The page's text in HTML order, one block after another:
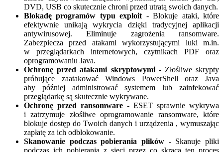
DVD, USB co skutecznie chroni przed utratą swoich danych.
Blokadę programów typu exploit - Blokuje ataki, które
efektywnie unikają wykrycia dzięki tradycyjnej aplikacji
antywirusowej. Eliminuje zagrożenia ransomware.
Zabezpiecza przed atakami wykorzystującymi luki m.in.
w przeglądarkach internetowych, czytnikach PDF oraz
oprogramowaniu Java.
Ochronę przed atakami skryptowymi - Złośliwe skrypty
próbujące zaatakować Windows PowerShell oraz Java
aby później administrować systemem lub zainfekować
przeglądarkę są skutecznie wykrywane.
Ochronę przed ransomware - ESET sprawnie wykrywa
i zatrzymuje złośliwe oprogramowanie ransomware, które
blokuje dostęp do Twoich danych i urządzenia , wymuszając
zapłatę za ich odblokowanie.
Skanowanie podczas pobierania plików - Skanuje pliki